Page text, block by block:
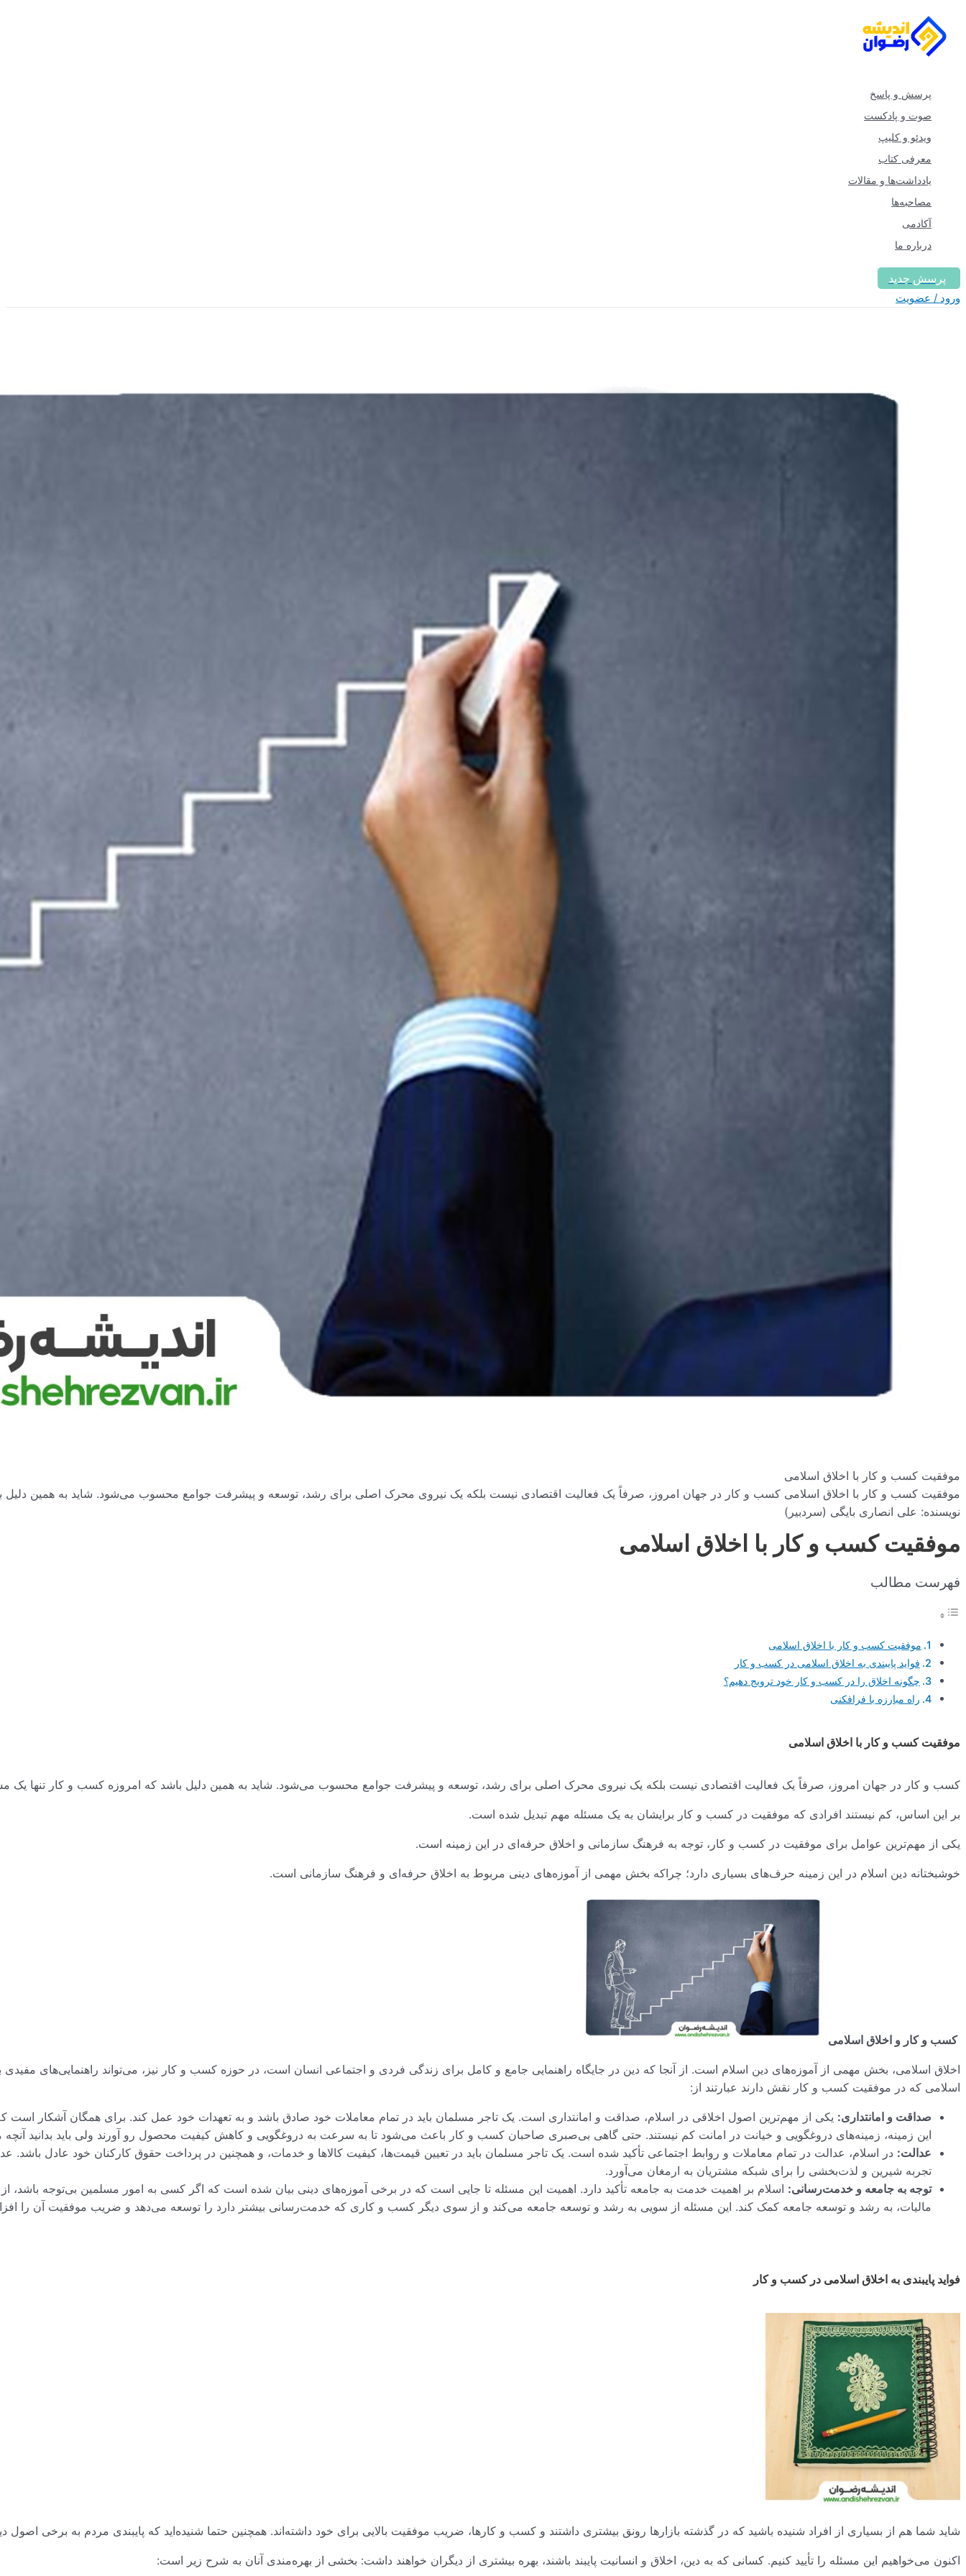
محتوا
پرسش و پاسخ
صوت و پادکست
ویدئو و کلیپ
معرفی کتاب
یادداشت‌ها و مقالات
مصاحبه‌ها
آکادمی
درباره ما
پرسش جدید
ورود / عضویت
موفقیت کسب و کار با اخلاق اسلامی
موفقیت کسب و کار با اخلاق اسلامی کسب و کار در جهان امروز، صرفاً یک فعالیت اقتصادی نیست بلکه یک نیروی محرک اصلی برای رشد، توسعه و پیشرفت جوامع محسوب می‌شود. شاید به همین دلیل
نویسنده: علی انصاری بایگی (سردبیر)
موفقیت کسب و کار با اخلاق اسلامی
فهرست مطالب
موفقیت کسب و کار با اخلاق اسلامی
فواید پایبندی به اخلاق اسلامی در کسب و کار
چگونه اخلاق را در کسب و کار خود ترویج دهیم؟
راه مبارزه با فرافکنی
موفقیت کسب و کار با اخلاق اسلامی
کسب و کار در جهان امروز، صرفاً یک فعالیت اقتصادی نیست بلکه یک نیروی محرک اصلی برای رشد، توسعه و پیشرفت جوامع محسوب می‌شود. شاید به همین دلیل باشد که امروزه کسب و کار تنها یک
بر این اساس، کم نیستند افرادی که موفقیت در کسب و کار برایشان به یک مسئله مهم تبدیل شده است.
یکی از مهم‌ترین عوامل برای موفقیت در کسب و کار، توجه به فرهنگ سازمانی و اخلاق حرفه‌ای در این زمینه است.
خوشبختانه دین اسلام در این زمینه حرف‌های بسیاری دارد؛ چراکه بخش مهمی از آموزه‌های دینی مربوط به اخلاق حرفه‌ای و فرهنگ سازمانی است.
کسب و کار و اخلاق اسلامی
اخلاق اسلامی، بخش مهمی از آموزه‌های دین اسلام است. از آنجا که دین در جایگاه راهنمایی جامع و کامل برای زندگی فردی و اجتماعی انسان است، در حوزه کسب و کار نیز، می‌تواند راهنمایی‌های
اسلامی که در موفقیت کسب و کار نقش دارند عبارتند از:
صداقت و امانتداری: یکی از مهم‌ترین اصول اخلاقی در اسلام، صداقت و امانتداری است. یک تاجر مسلمان باید در تمام معاملات خود صادق باشد و به تعهدات خود عمل کند. برای همگان آشکار
این زمینه، زمینه‌های دروغگویی و خیانت در امانت کم نیستند. حتی گاهی بی‌صبری صاحبان کسب و کار باعث می‌شود تا به سرعت به دروغگویی و کاهش کیفیت محصول رو آورند ولی باید بدانید آنچه
عدالت: در اسلام، عدالت در تمام معاملات و روابط اجتماعی تأکید شده است. یک تاجر مسلمان باید در تعیین قیمت‌ها، کیفیت کالاها و خدمات، و همچنین در پرداخت حقوق کارکنان خود عادل
تجربه شیرین و لذت‌بخشی را برای شبکه مشتریان به ارمغان می‌آورد.
توجه به جامعه و خدمت‌رسانی: اسلام بر اهمیت خدمت به جامعه تأکید دارد. اهمیت این مسئله تا جایی است که در برخی آموزه‌های دینی بیان شده است که اگر کسی به امور مسلمین بی‌توجه باشد،
مالیات، به رشد و توسعه جامعه کمک کند. این مسئله از سویی به رشد و توسعه جامعه می‌کند و از سوی دیگر کسب و کاری که خدمت‌رسانی بیشتر دارد را توسعه می‌دهد و ضریب موفقیت آن را
فواید پایبندی به اخلاق اسلامی در کسب و کار
شاید شما هم از بسیاری از افراد شنیده باشید که در گذشته بازارها رونق بیشتری داشتند و کسب و کار‌ها، ضریب موفقیت بالایی برای خود داشته‌اند. همچنین حتما شنیده‌اید که پایبندی مردم به برخی
اکنون می‌خواهیم این مسئله را تأیید کنیم. کسانی که به دین، اخلاق و انسانیت پایبند باشند، بهره بیشتری از دیگران خواهند داشت: بخشی از بهره‌مندی آنان به شرح زیر است: